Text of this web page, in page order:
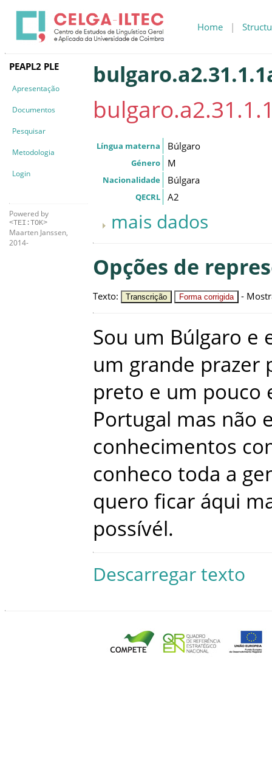
Home |
PEAPL2 PLE
Apresentação
Documentos
Pesquisar
Metodologia
Login
Powered by
<TEI:TOK>
Maarten Janssen,
2014-
Língua materna Búlgaro
Género M
Nacionalidade Búlgara
QECRL A2
mais dados
Opções de
Texto: Transcrição Forma corrigida -
Sou um Búlgaro e
um grande prazer
preto e um pouco
Portugal mas não
conhecimentos
conheco toda a
quero ficar áqui
possívél.
Descarregar texto